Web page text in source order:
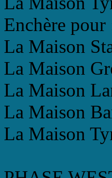
Enchère pour
La Maison
La Maison
La Maison
La Maison
La Maison